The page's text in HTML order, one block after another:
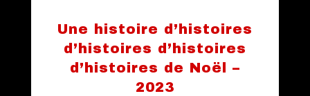
Une histoire d’histoires
d’histoires d’histoires
d’histoires de Noël –
2023